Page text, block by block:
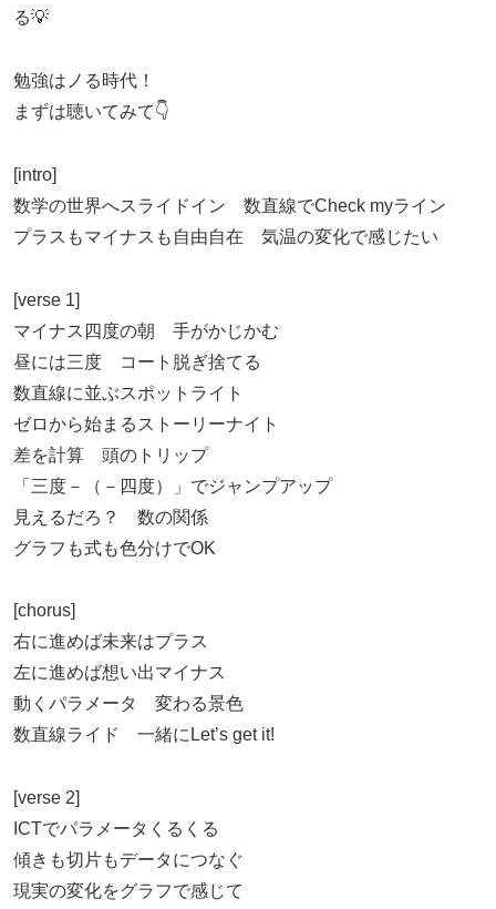
る💡
勉強はノる時代！
まずは聴いてみて👇
[intro]
数学の世界へスライドイン 数直線でCheck myライン
プラスもマイナスも自由自在 気温の変化で感じたい
[verse 1]
マイナス四度の朝 手がかじかむ
昼には三度 コート脱ぎ捨てる
数直線に並ぶスポットライト
ゼロから始まるストーリーナイト
差を計算 頭のトリップ
「三度－（－四度）」でジャンプアップ
見えるだろ？ 数の関係
グラフも式も色分けでOK
[chorus]
右に進めば未来はプラス
左に進めば想い出マイナス
動くパラメータ 変わる景色
数直線ライド 一緒にLet’s get it!
[verse 2]
ICTでパラメータくるくる
傾きも切片もデータにつなぐ
現実の変化をグラフで感じて